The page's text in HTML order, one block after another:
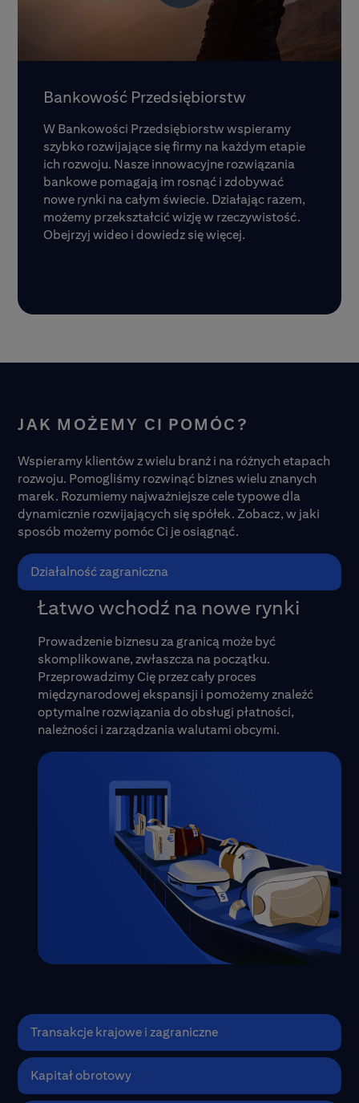
Bankowość Przedsiębiorstw
W Bankowości Przedsiębiorstw wspieramy
szybko rozwijające się firmy na każdym etapie
ich rozwoju. Nasze innowacyjne rozwiązania
bankowe pomagają im rosnąć i zdobywać
nowe rynki na całym świecie. Działając razem,
możemy przekształcić wizję w rzeczywistość.
Obejrzyj wideo i dowiedz się więcej.
JAK MOŻEMY CI POMÓC?
Wspieramy klientów z wielu branż i na różnych etapach
rozwoju. Pomogliśmy rozwinąć biznes wielu znanych
marek. Rozumiemy najważniejsze cele typowe dla
dynamicznie rozwijających się spółek. Zobacz, w jaki
sposób możemy pomóc Ci je osiągnąć.
Działalność zagraniczna
Łatwo wchodź na nowe rynki
Prowadzenie biznesu za granicą może być
skomplikowane, zwłaszcza na początku.
Przeprowadzimy Cię przez cały proces
międzynarodowej ekspansji i pomożemy znaleźć
optymalne rozwiązania do obsługi płatności,
należności i zarządzania walutami obcymi.
Transakcje krajowe i zagraniczne
Uprość swoje operacje krajowe i
zagraniczne
Kapitał obrotowy